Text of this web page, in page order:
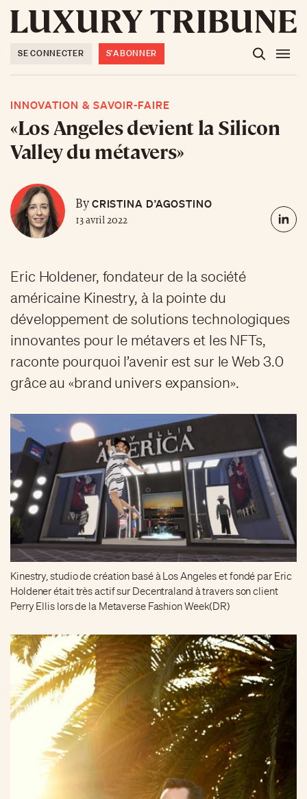
SE CONNECTER S'ABONNER
INNOVATION & SAVOIR-FAIRE
«Los Angeles devient la Silicon
Valley du métavers»
ByCRISTINA D’AGOSTINO
13 avril 2022
Eric Holdener, fondateur de la société
américaine Kinestry, à la pointe du
développement de solutions technologiques
innovantes pour le métavers et les NFTs,
raconte pourquoi l’avenir est sur le Web 3.0
grâce au «brand univers expansion».
Kinestry, studio de création basé à Los Angeles et fondé par Eric
Holdener était très actif sur Decentraland à travers son client
Perry Ellis lors de la Metaverse Fashion Week(DR)